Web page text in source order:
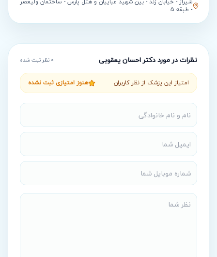
- طبقه 5
نظرات در مورددکتر احسان یعقوبی 0 نظر ثبت شده
امتیاز این پزشک از نظر کاربران هنوز امتیازی ثبت نشده